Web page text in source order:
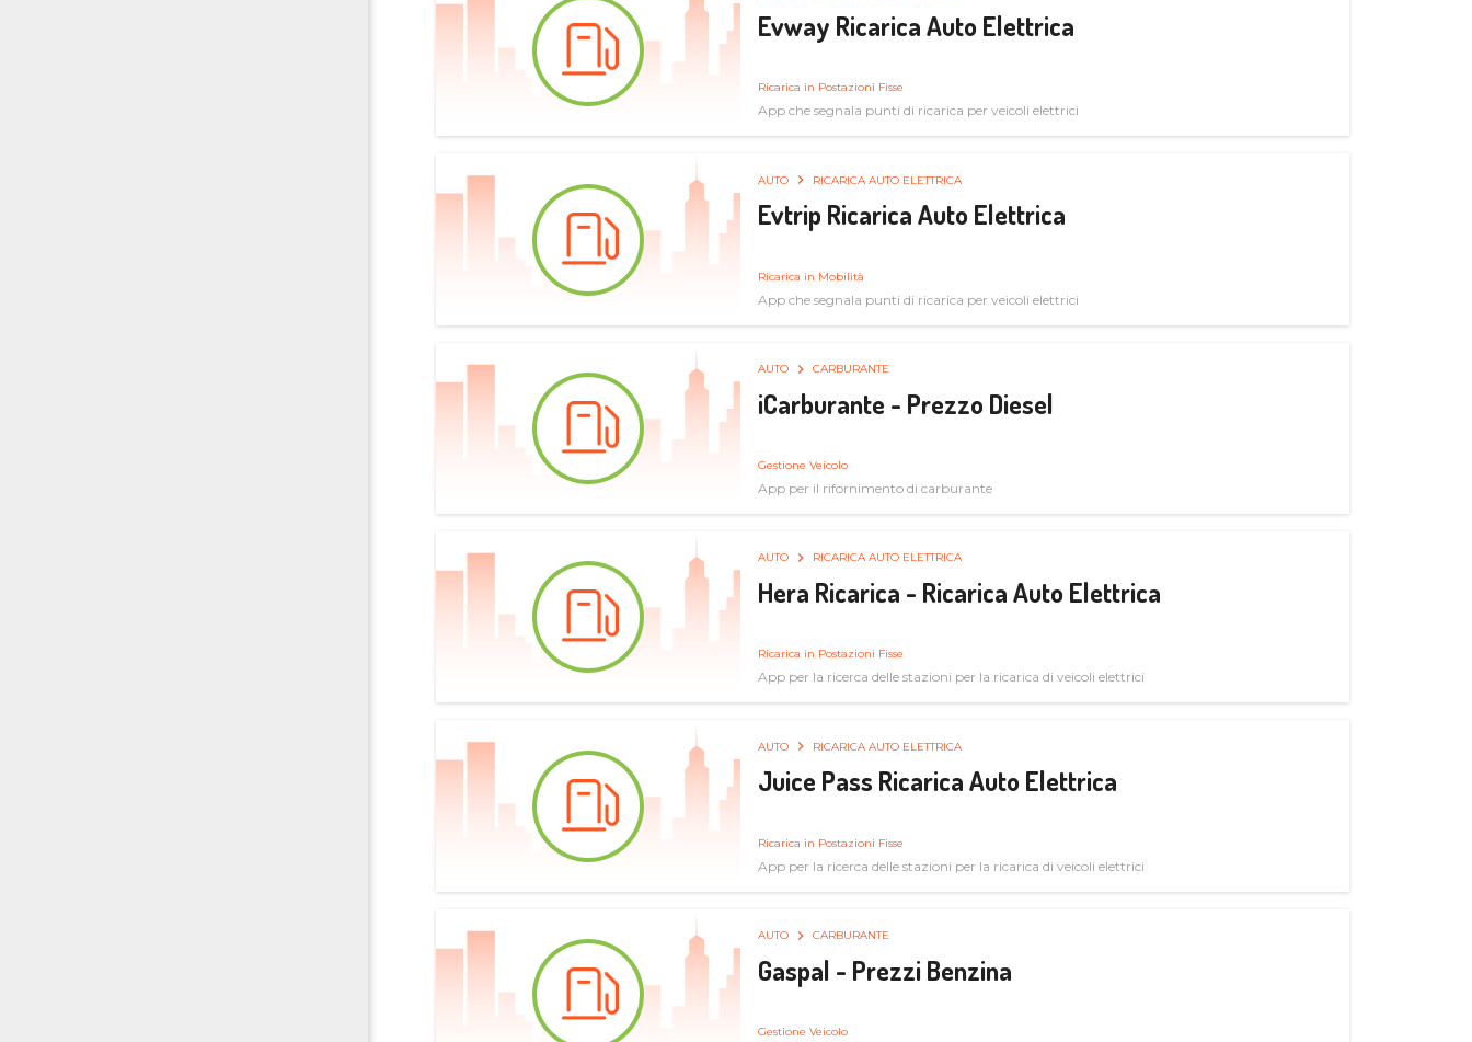
Evway Ricarica Auto Elettrica
Ricarica in Postazioni Fisse
App che segnala punti di ricarica per veicoli elettrici
AUTO RICARICA AUTO ELETTRICA
Evtrip Ricarica Auto Elettrica
Ricarica in Mobilità
App che segnala punti di ricarica per veicoli elettrici
AUTO CARBURANTE
iCarburante - Prezzo Diesel
Gestione Veicolo
App per il rifornimento di carburante
AUTO RICARICA AUTO ELETTRICA
Hera Ricarica - Ricarica Auto Elettrica
Ricarica in Postazioni Fisse
App per la ricerca delle stazioni per la ricarica di veicoli elettrici
AUTO RICARICA AUTO ELETTRICA
Juice Pass Ricarica Auto Elettrica
Ricarica in Postazioni Fisse
App per la ricerca delle stazioni per la ricarica di veicoli elettrici
AUTO CARBURANTE
Gaspal - Prezzi Benzina
Gestione Veicolo